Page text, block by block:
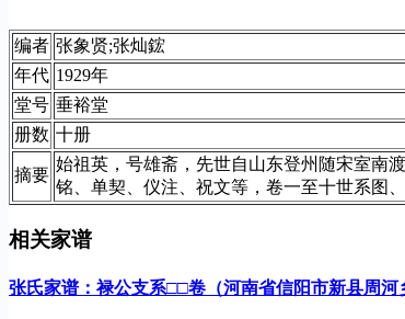
编者 张象贤;张灿鋐
年代 1929年
堂号 垂裕堂
册数 十册
摘要
始祖英，号雄斋，先世自山东登州随宋室南
铭、单契、仪注、祝文等，卷一至十世系图
相关家谱
张氏家谱：禄公支系□□卷（河南省信阳市新县周河